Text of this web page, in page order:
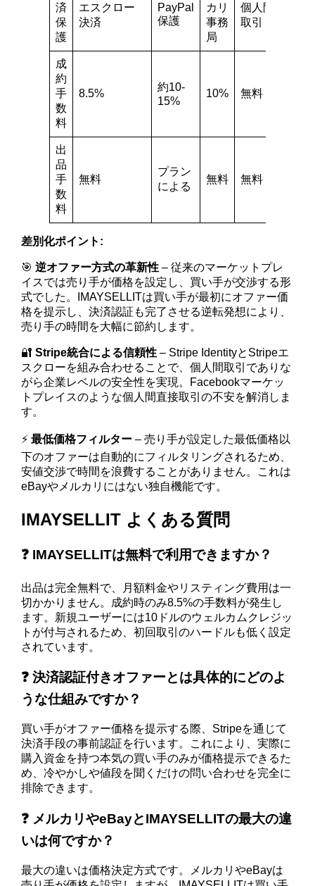
済
保
護
エスクロー
決済
PayPal
保護
カリ
事務
局
個人間直接
取引
成
約
手
数
料
8.5%
約10-
15%
10% 無料
出
品
手
数
料
無料
プラン
による
無料 無料
差別化ポイント:
🎯逆オファー方式の革新性 – 従来のマーケットプレ
イスでは売り手が価格を設定し、買い手が交渉する形
式でした。IMAYSELLITは買い手が最初にオファー価
格を提示し、決済認証も完了させる逆転発想により、
売り手の時間を大幅に節約します。
🔐Stripe統合による信頼性 – Stripe IdentityとStripeエ
スクローを組み合わせることで、個人間取引でありな
がら企業レベルの安全性を実現。Facebookマーケッ
トプレイスのような個人間直接取引の不安を解消しま
す。
⚡最低価格フィルター – 売り手が設定した最低価格以
下のオファーは自動的にフィルタリングされるため、
安値交渉で時間を浪費することがありません。これは
eBayやメルカリにはない独自機能です。
IMAYSELLIT よくある質問
❓ IMAYSELLITは無料で利用できますか？
出品は完全無料で、月額料金やリスティング費用は一
切かかりません。成約時のみ8.5%の手数料が発生し
ます。新規ユーザーには10ドルのウェルカムクレジッ
トが付与されるため、初回取引のハードルも低く設定
されています。
❓ 決済認証付きオファーとは具体的にどのよ
うな仕組みですか？
買い手がオファー価格を提示する際、Stripeを通じて
決済手段の事前認証を行います。これにより、実際に
購入資金を持つ本気の買い手のみが価格提示できるた
め、冷やかしや値段を聞くだけの問い合わせを完全に
排除できます。
❓ メルカリやeBayとIMAYSELLITの最大の違
いは何ですか？
最大の違いは価格決定方式です。メルカリやeBayは